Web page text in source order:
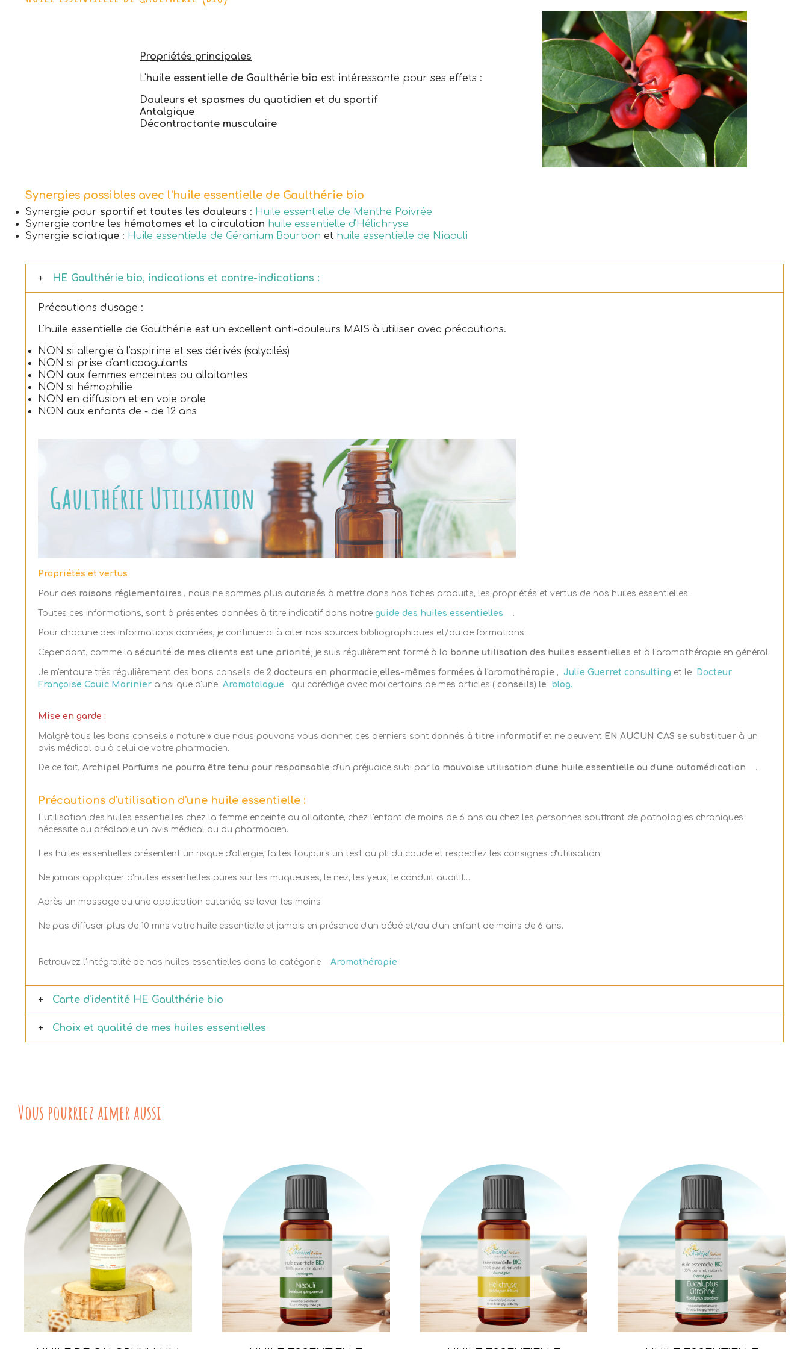
Propriétés principales
L'huile essentielle de Gaulthérie bio est intéressante pour ses effets :
Douleurs et spasmes du quotidien et du sportif
Antalgique
Décontractante musculaire
Synergies possibles avec l'huile essentielle de Gaulthérie bio
Synergie pour sportif et toutes les douleurs : Huile essentielle de Menthe Poivrée
Synergie contre les hématomes et la circulation huile essentielle d'Hélichryse
Synergie sciatique : Huile essentielle de Géranium Bourbon et huile essentielle de Niaouli
HE Gaulthérie bio, indications et contre-indications :
Précautions d'usage :
L'huile essentielle de Gaulthérie est un excellent anti-douleurs MAIS à utiliser avec précautions.
NON si allergie à l'aspirine et ses dérivés (salycilés)
NON si prise d'anticoagulants
NON aux femmes enceintes ou allaitantes
NON si hémophilie
NON en diffusion et en voie orale
NON aux enfants de - de 12 ans
Propriétés et vertus
Pour des raisons réglementaires , nous ne sommes plus autorisés à mettre dans nos fiches produits, les propriétés et vertus de nos huiles essentielles.
Toutes ces informations, sont à présentes données à titre indicatif dans notre guide des huiles essentielles .
Pour chacune des informations données, je continuerai à citer nos sources bibliographiques et/ou de formations.
Cependant, comme la sécurité de mes clients est une priorité, je suis régulièrement formé à la bonne utilisation des huiles essentielles et à l'aromathérapie en général.
Je m'entoure très régulièrement des bons conseils de 2 docteurs en pharmacie,elles-mêmes formées à l'aromathérapie , Julie Guerret consulting et le
Docteur
Françoise Couic Marinier ainsi que d'une Aromatologue qui corédige avec moi certains de mes articles ( conseils) le blog.
Mise en garde :
Malgré tous les bons conseils « nature » que nous pouvons vous donner, ces derniers sont donnés à titre informatif et ne peuvent EN AUCUN CAS se substituer à un
avis médical ou à celui de votre pharmacien.
De ce fait, Archipel Parfums ne pourra être tenu pour responsable d'un préjudice subi par la mauvaise utilisation d'une huile essentielle ou d'une automédication .
Précautions d'utilisation d'une huile essentielle :
L'utilisation des huiles essentielles chez la femme enceinte ou allaitante, chez l'enfant de moins de 6 ans ou chez les personnes souffrant de pathologies chroniques
nécessite au préalable un avis médical ou du pharmacien.
Les huiles essentielles présentent un risque d'allergie, faites toujours un test au pli du coude et respectez les consignes d'utilisation.
Ne jamais appliquer d'huiles essentielles pures sur les muqueuses, le nez, les yeux, le conduit auditif…
Après un massage ou une application cutanée, se laver les mains
Ne pas diffuser plus de 10 mns votre huile essentielle et jamais en présence d'un bébé et/ou d'un enfant de moins de 6 ans.
Retrouvez l'intégralité de nos huiles essentielles dans la catégorie Aromathérapie
Carte d'identité HE Gaulthérie bio
Choix et qualité de mes huiles essentielles
Vous pourriez aimer aussi